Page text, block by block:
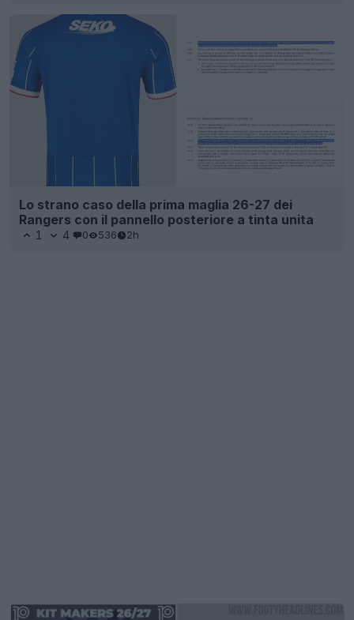
Lo strano caso della prima maglia 26-27 dei
Rangers con il pannello posteriore a tinta unita
1 4 0 536 2h